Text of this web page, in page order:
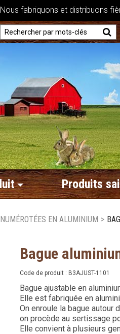
Nous fabriquons et distribuons
Produits
EN ALUMINIUM >
Bague
Code de produit : B3AJUST-1101
Bague ajustable en
Elle est fabriquée en
On enroule la bague autour
on procède au sertissage
Elle convient à plusieurs